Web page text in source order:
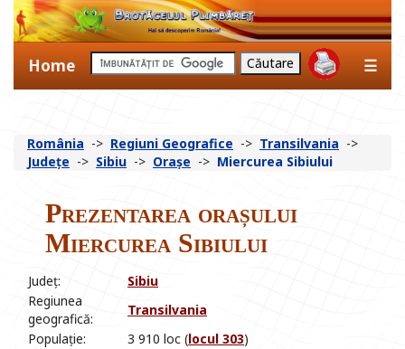
Home ☰
România -> Regiuni Geografice -> Transilvania ->
Județe -> Sibiu -> Orașe -> Miercurea Sibiului
Prezentarea orașului
Miercurea Sibiului
Județ: Sibiu
Regiunea
geografică:
Transilvania
Populație:
3 910 loc (locul 303)